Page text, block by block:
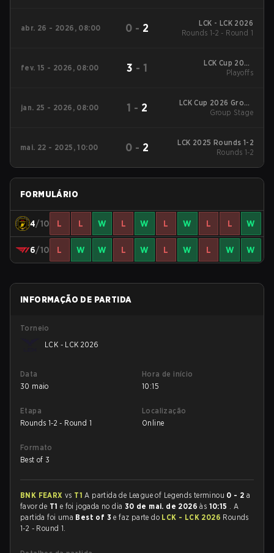
abr. 26 - 2026, 08:00 0 - 2
LCK - LCK 2026
Rounds 1-2 - Round 1
fev. 15 - 2026, 08:00 3 - 1
LCK Cup 2026
Playoffs
Playoffs
jan. 25 - 2026, 08:00 1 - 2
LCK Cup 2026 Group
Stage
Group Stage
mai. 22 - 2025, 10:00 0 - 2
LCK 2025 Rounds 1-2
Rounds 1-2
FORMULÁRIO
4/10 L L W L W L W L L W
6/10 L W W L W L W L W W
INFORMAÇÃO DE PARTIDA
Torneio
LCK - LCK 2026
Data
30 maio
Hora de início
10:15
Etapa
Rounds 1-2 - Round 1
Localização
Online
Formato
Best of 3
BNK FEARX vs T1A partida de League of Legends terminou 0 - 2 a
favor de T1 e foi jogada no dia 30 de mai. de 2026às 10:15 . A
partida foi uma Best of 3e faz parte do LCK - LCK 2026 Rounds
1-2 - Round 1.